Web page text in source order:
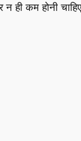
ही कम होनी